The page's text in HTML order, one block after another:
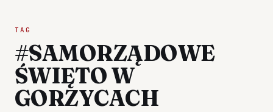
TAG
#SAMORZĄDOWE
ŚWIĘTO W
GORZYCACH